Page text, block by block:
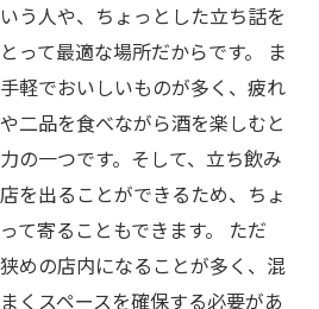
う人や、ちょっとした立ち話を
って最適な場所だからです。 ま
軽でおいしいものが多く、疲れ
二品を食べながら酒を楽しむと
の一つです。そして、立ち飲み
を出ることができるため、ちょ
て寄ることもできます。 ただ
めの店内になることが多く、混
くスペースを確保する必要があ